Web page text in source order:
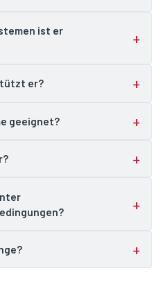
ist er
er?
geeignet?